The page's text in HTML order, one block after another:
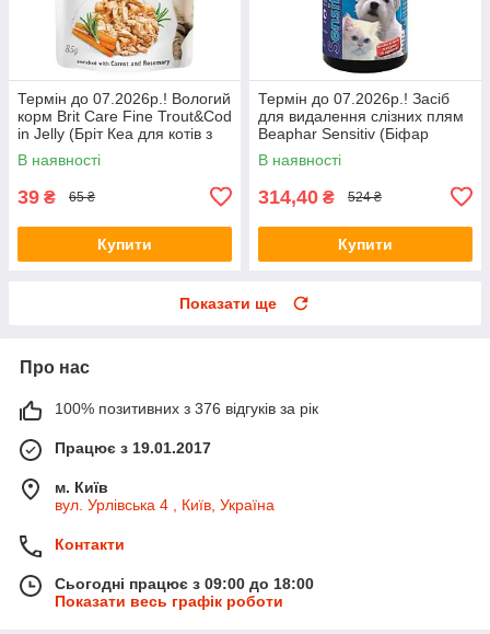
Термін до 07.2026р.! Вологий
корм Brit Care Fine Trout&Cod
in Jelly (Бріт Кеа для котів з
тріскою та форелю в желе)
85г
В наявності
39 ₴ 65 ₴
Купити
Термін до 07.2026р.! Засіб
для видалення слізних плям
Beaphar Sensitiv (Біфар
Сенсетів) 50мл
В наявності
314,40 ₴ 524 ₴
Купити
Показати ще
Про нас
100% позитивних з 376 відгуків за рік
Працює з 19.01.2017
м. Київ
вул. Урлівська 4 , Київ, Україна
Контакти
Сьогодні працює з 09:00 до 18:00
Показати весь графік роботи